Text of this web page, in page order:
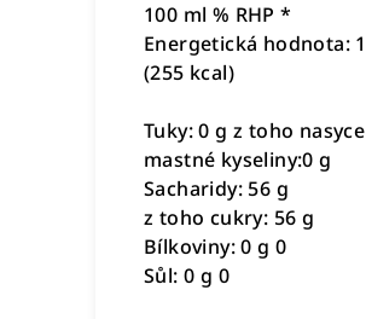
100 ml % RHP *
Energetická hodnota:
(255 kcal)
Tuky: 0 g z toho
mastné kyseliny:0 g
Sacharidy: 56 g
z toho cukry: 56 g
Bílkoviny: 0 g 0
Sůl: 0 g 0